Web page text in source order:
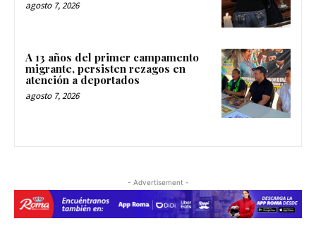
agosto 7, 2026
A 13 años del primer campamento
migrante, persisten rezagos en
atención a deportados
agosto 7, 2026
- Advertisement -